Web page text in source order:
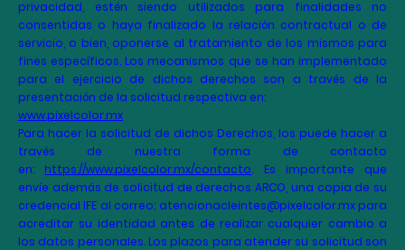
privacidad, estén siendo utilizados para finalidades no
consentidas o haya finalizado la relación contractual o de
servicio, o bien, oponerse al tratamiento de los mismos para
fines específicos. Los mecanismos que se han implementado
para el ejercicio de dichos derechos son a través de la
presentación de la solicitud respectiva en:
www.pixelcolor.mx
Para hacer la solicitud de dichos Derechos, los puede hacer a
través de nuestra forma de contacto
en: https://www.pixelcolor.mx/contacto. Es importante que
envíe además de solicitud de derechos ARCO, una copia de su
credencial IFE al correo: atencionacleintes@pixelcolor.mx para
acreditar su identidad antes de realizar cualquier cambio a
los datos personales. Los plazos para atender su solicitud son